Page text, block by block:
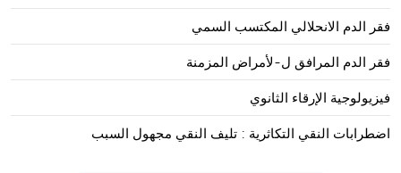
فقر الدم الانحلالي المكتسب السمي
فقر الدم المرافق ل-لأمراض المزمنة
فيزيولوجية الإرقاء الثانوي
اضطرابات النقي التكاثرية : تليف النقي مجهول السبب